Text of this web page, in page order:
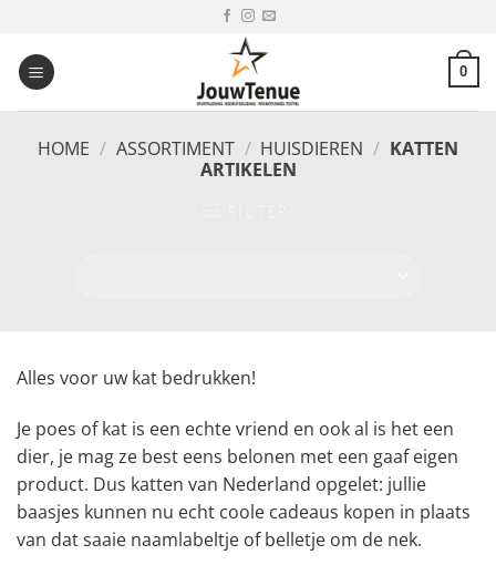
inhoud
0
HOME / ASSORTIMENT / HUISDIEREN / KATTEN
ARTIKELEN
Alles voor uw kat bedrukken!
Je poes of kat is een echte vriend en ook al is het een
dier, je mag ze best eens belonen met een gaaf eigen
product. Dus katten van Nederland opgelet: jullie
baasjes kunnen nu echt coole cadeaus kopen in plaats
van dat saaie naamlabeltje of belletje om de nek.